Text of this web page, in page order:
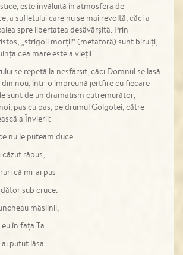
este învăluită în atmosfera de
a sufletului care nu se mai revoltă, căci a
spre libertatea desăvârșită. Prin
„strigoii morții” (metaforă) sunt biruiți,
cea mare este a vieții.
se repetă la nesfârșit, căci Domnul se lasă
nou, într-o împreună jertfire cu fiecare
sunt de un dramatism cutremurător,
pas cu pas, pe drumul Golgotei, către
a Învierii:
nu le puteam duce
răpus,
că mi-ai pus
sub cruce.
măslinii,
în fața Ta
ai putut lăsa